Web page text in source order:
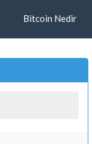
Bitcoin Nedir